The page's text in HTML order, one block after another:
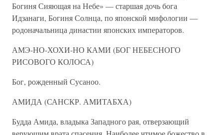
Богиня Сияющая на Небе» — старшая дочь бога
Идзанаги, Богиня Солнца, по японской мифологии —
родоначальница династии японских императоров.
АМЭ-НО-ХОХИ-НО КАМИ (БОГ НЕБЕСНОГО
РИСОВОГО КОЛОСА)
Бог, рожденный Сусаноо.
АМИДА (САНСКР. АМИТАБХА)
Будда Амида, владыка Западного рая, отверзающий